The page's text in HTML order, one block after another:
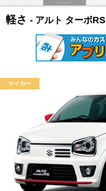
軽さ - アルト ターボRS
マイカー